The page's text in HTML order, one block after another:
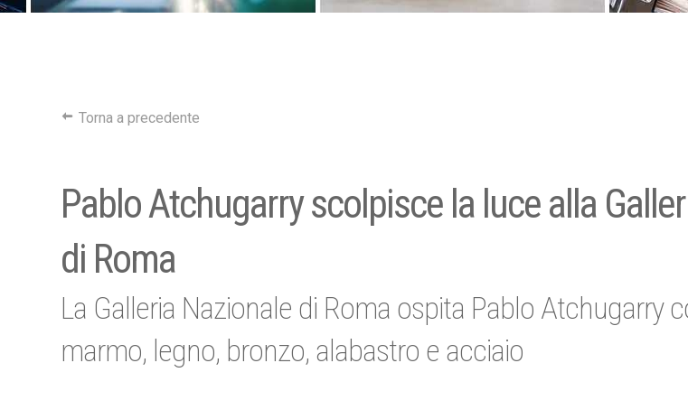
Torna a precedente
Pablo Atchugarry scolpisce la luce alla
di Roma
La Galleria Nazionale di Roma ospita Pablo Atchugarry
marmo, legno, bronzo, alabastro e acciaio